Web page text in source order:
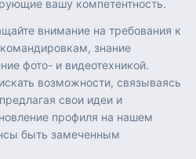
вашу компетентность.
внимание на требования к
знание
фото- и видеотехникой.
возможности, связываясь
свои идеи и
профиля на нашем
быть замеченным